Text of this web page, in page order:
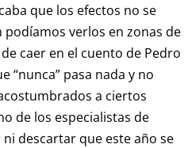
que los efectos no se
verlos en zonas de
caer en el cuento de Pedro
“nunca” pasa nada y no
a ciertos
de los especialistas de
descartar que este año se